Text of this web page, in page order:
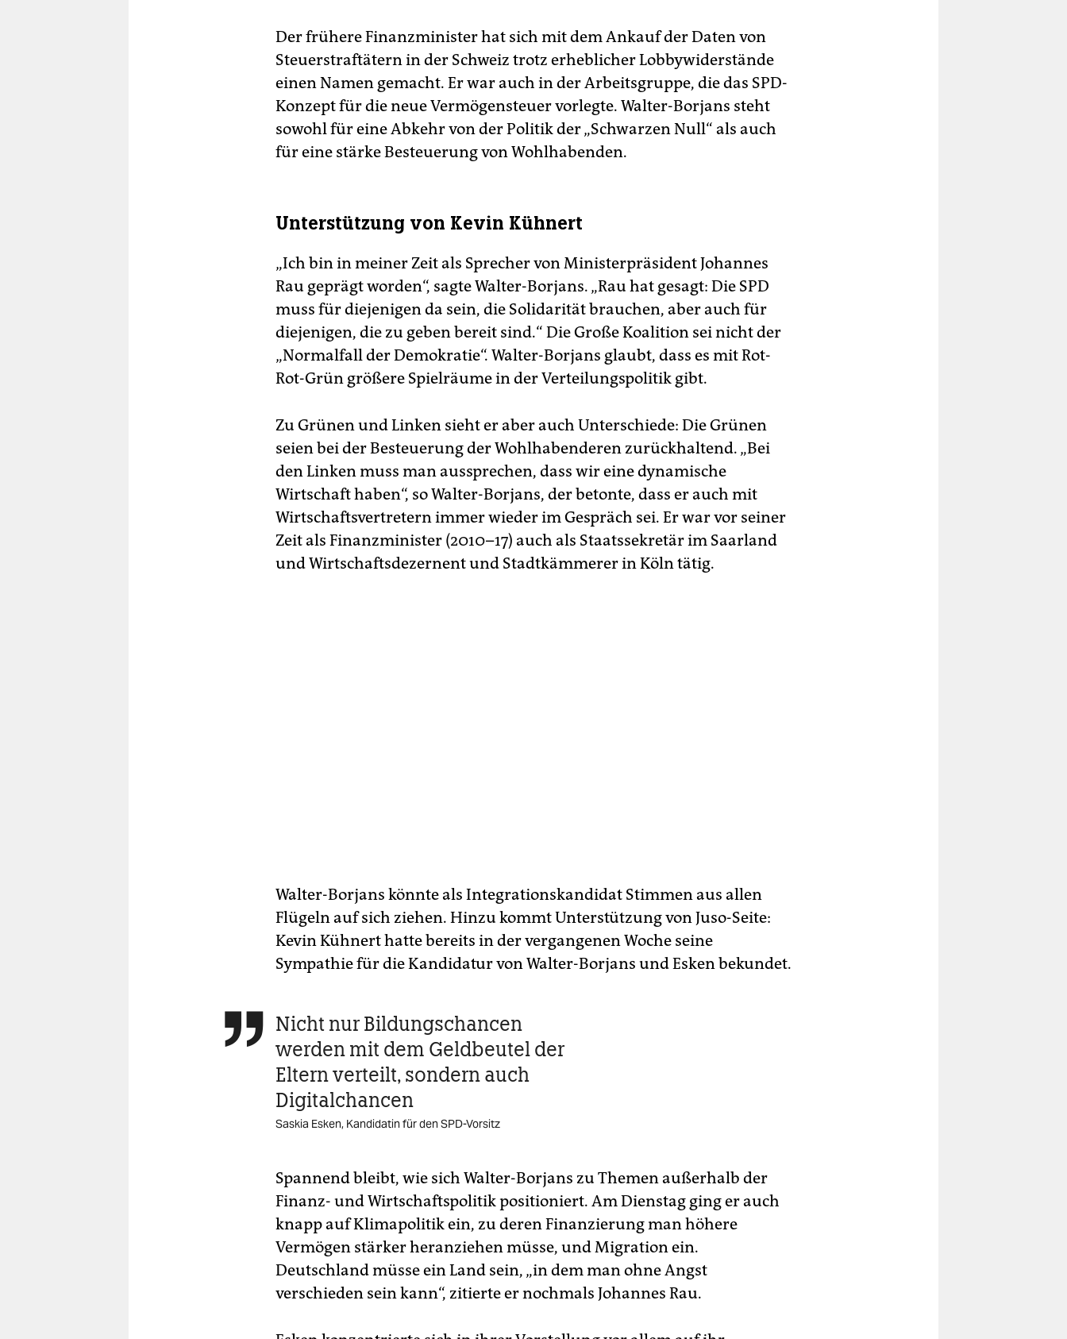
Der frühere Finanzminister hat sich mit dem Ankauf der Daten von
Steuerstraftätern in der Schweiz trotz erheblicher Lobbywiderstände
einen Namen gemacht. Er war auch in der Arbeitsgruppe, die das SPD-
Konzept für die neue Vermögensteuer vorlegte. Walter-Borjans steht
sowohl für eine Abkehr von der Politik der „Schwarzen Null“ als auch
für eine stärke Besteuerung von Wohlhabenden.
Unterstützung von Kevin Kühnert
„Ich bin in meiner Zeit als Sprecher von Ministerpräsident Johannes
Rau geprägt worden“, sagte Walter-Borjans. „Rau hat gesagt: Die SPD
muss für diejenigen da sein, die Solidarität brauchen, aber auch für
diejenigen, die zu geben bereit sind.“ Die Große Koalition sei nicht der
„Normalfall der Demokratie“. Walter-Borjans glaubt, dass es mit Rot-
Rot-Grün größere Spielräume in der Verteilungspolitik gibt.
Zu Grünen und Linken sieht er aber auch Unterschiede: Die Grünen
seien bei der Besteuerung der Wohlhabenderen zurückhaltend. „Bei
den Linken muss man aussprechen, dass wir eine dynamische
Wirtschaft haben“, so Walter-Borjans, der betonte, dass er auch mit
Wirtschaftsvertretern immer wieder im Gespräch sei. Er war vor seiner
Zeit als Finanzminister (2010–17) auch als Staatssekretär im Saarland
und Wirtschaftsdezernent und Stadtkämmerer in Köln tätig.
Walter-Borjans könnte als Integrationskandidat Stimmen aus allen
Flügeln auf sich ziehen. Hinzu kommt Unterstützung von Juso-Seite:
Kevin Kühnert hatte bereits in der vergangenen Woche seine
Sympathie für die Kandidatur von Walter-Borjans und Esken bekundet.
 Nicht nur Bildungschancen
werden mit dem Geldbeutel der
Eltern verteilt, sondern auch
Digitalchancen
Saskia Esken, Kandidatin für den SPD-Vorsitz
Spannend bleibt, wie sich Walter-Borjans zu Themen außerhalb der
Finanz- und Wirtschaftspolitik positioniert. Am Dienstag ging er auch
knapp auf Klimapolitik ein, zu deren Finanzierung man höhere
Vermögen stärker heranziehen müsse, und Migration ein.
Deutschland müsse ein Land sein, „in dem man ohne Angst
verschieden sein kann“, zitierte er nochmals Johannes Rau.